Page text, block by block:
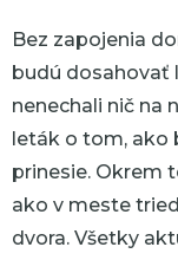
Bez zapojenia
budú dosahovať
nenechali nič na
leták o tom, ako
prinesie. Okrem
ako v meste
dvora. Všetky